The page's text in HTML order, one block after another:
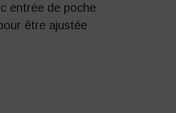
entrée de poche
être ajustée